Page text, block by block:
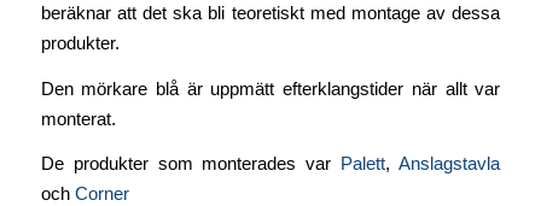
beräknar att det ska bli teoretiskt med montage av dessa
produkter.
Den mörkare blå är uppmätt efterklangstider när allt var
monterat.
De produkter som monterades var Palett,Anslagstavla
och Corner